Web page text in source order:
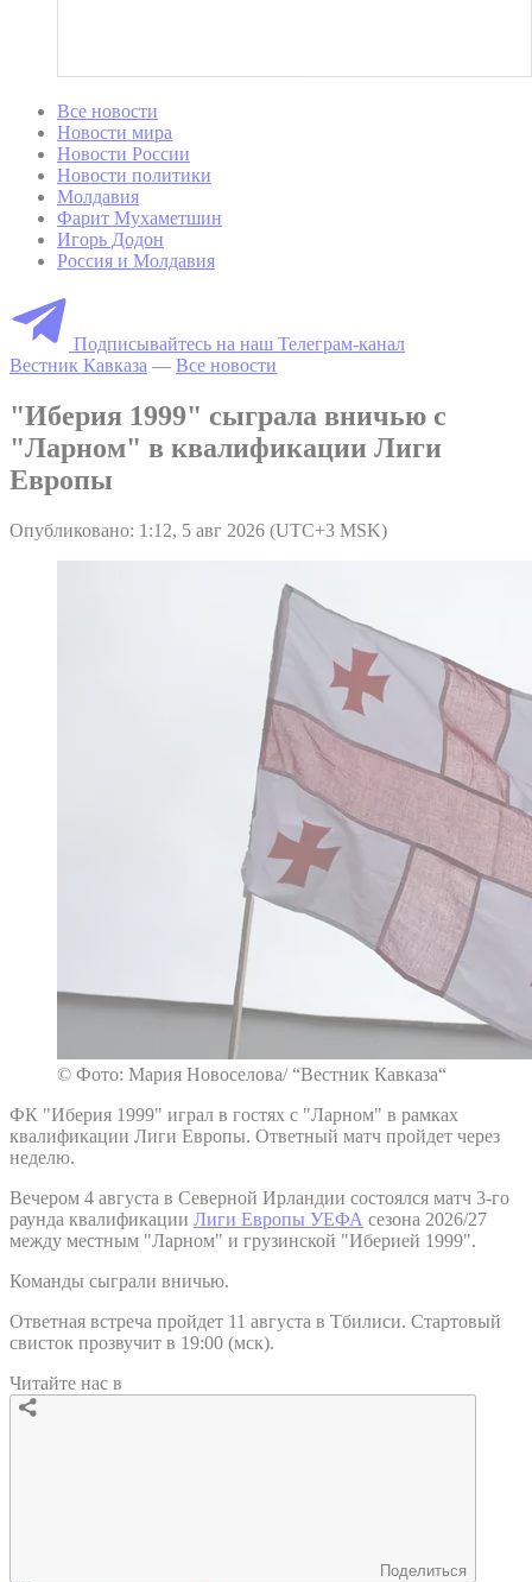
Все новости
Новости мира
Новости России
Новости политики
Молдавия
Фарит Мухаметшин
Игорь Додон
Россия и Молдавия
Подписывайтесь на наш Телеграм-канал
Вестник Кавказа — Все новости
"Иберия 1999" сыграла вничью с
"Ларном" в квалификации Лиги
Европы
Опубликовано: 1:12, 5 авг 2026 (UTC+3 MSK)
© Фото: Мария Новоселова/ “Вестник Кавказа“
ФК "Иберия 1999" играл в гостях с "Ларном" в рамках
квалификации Лиги Европы. Ответный матч пройдет через
неделю.
Вечером 4 августа в Северной Ирландии состоялся матч 3-го
раунда квалификации Лиги Европы УЕФА сезона 2026/27
между местным "Ларном" и грузинской "Иберией 1999".
Команды сыграли вничью.
Ответная встреча пройдет 11 августа в Тбилиси. Стартовый
свисток прозвучит в 19:00 (мск).
Читайте нас в
Поделиться